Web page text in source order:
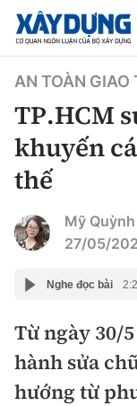
TIN BỘ XÂY DỰNG
CHUYÊN MỤC
Mới nhất
Thời sự
Chính trị
Xã hội
Xây dựng
Chỉ đạo điều hành
Giao thông
AN TOÀN GIAO
TP.HCM
khuyến
thế
Mỹ Quỳnh
27/05/
Nghe đọc bài
Từ ngày 30/
hành sửa
hướng từ